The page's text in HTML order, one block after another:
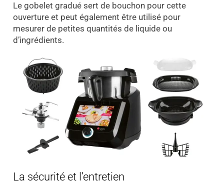
Le gobelet gradué sert de bouchon pour cette
ouverture et peut également être utilisé pour
mesurer de petites quantités de liquide ou
d’ingrédients.
La sécurité et l’entretien